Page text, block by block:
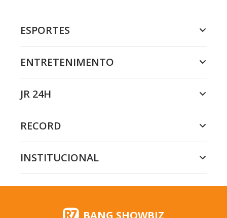
ESPORTES
ENTRETENIMENTO
JR 24H
RECORD
INSTITUCIONAL
BANG SHOWBIZ